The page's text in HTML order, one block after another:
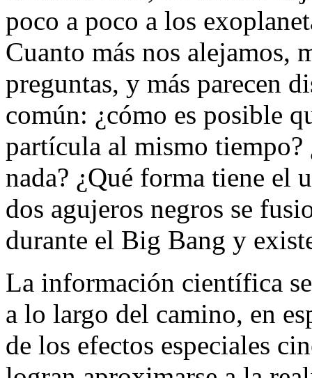
poco a poco a los
Cuanto más nos alejamos,
preguntas, y más parecen
común: ¿cómo es posible
partícula al mismo tiempo?
nada? ¿Qué forma tiene el
dos agujeros negros se
durante el Big Bang y
La información científica
a lo largo del camino, en
de los efectos especiales